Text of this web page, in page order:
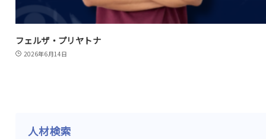
フェルザ・プリヤトナ
2026年6月14日
人材検索